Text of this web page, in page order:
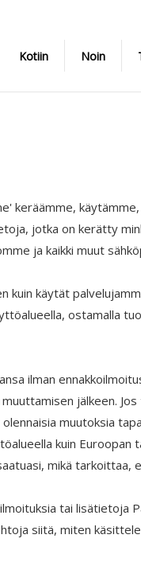
Kotiin Noin
keräämme,
jotka on kerätty
ja kaikki muut
kuin käytät
ostamalla
ilman
jälkeen.
​​muutoksia
kuin
mikä tarkoittaa,
tai
siitä, miten